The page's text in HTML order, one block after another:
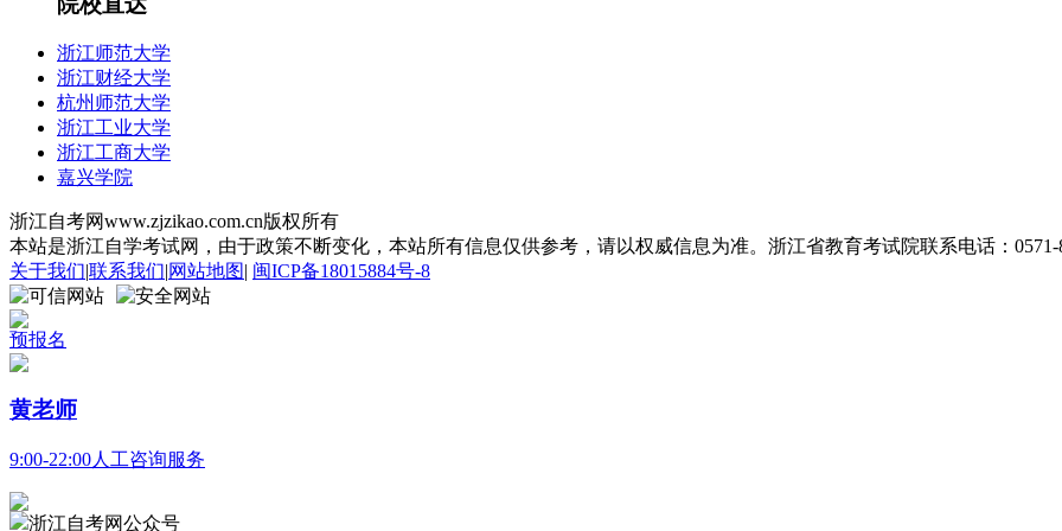
浙江师范大学
浙江财经大学
杭州师范大学
浙江工业大学
浙江工商大学
嘉兴学院
浙江自考网www.zjzikao.com.cn版权所有
本站是浙江自学考试网，由于政策不断变化，本站所有信息仅供参考，请以权威信息为准。浙江省教育考试院联系电话：0571-
关于我们|联系我们|网站地图| 闽ICP备18015884号-8
预报名
黄老师
9:00-22:00人工咨询服务
浙江自考网公众号